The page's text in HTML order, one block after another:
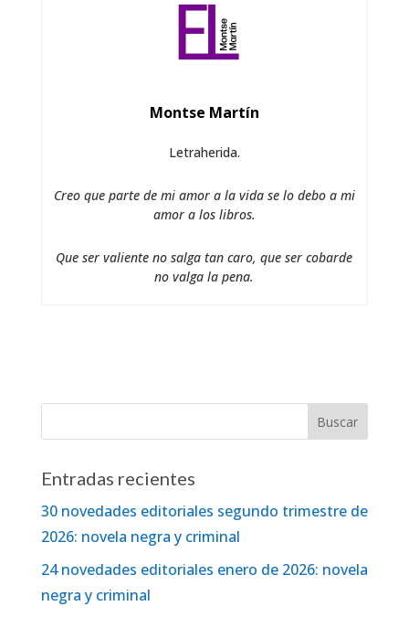
Montse Martín
Letraherida.
Creo que parte de mi amor a la vida se lo debo a mi
amor a los libros.
Que ser valiente no salga tan caro, que ser cobarde
no valga la pena.
Entradas recientes
30 novedades editoriales segundo trimestre de
2026: novela negra y criminal
24 novedades editoriales enero de 2026: novela
negra y criminal